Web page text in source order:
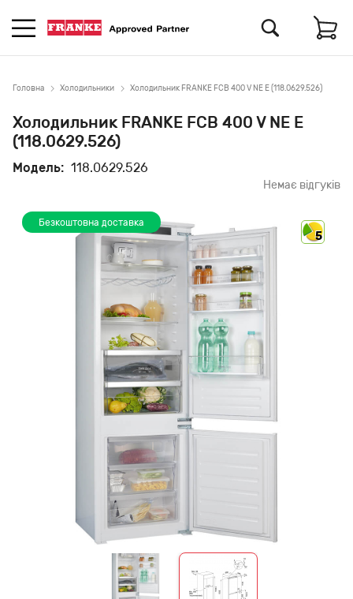
Головна Холодильники Холодильник FRANKE FCB 400 V NE E (118.0629.526)
Холодильник FRANKE FCB 400 V NE E
(118.0629.526)
Модель: 118.0629.526
Немає відгуків
Безкоштовна доставка
5